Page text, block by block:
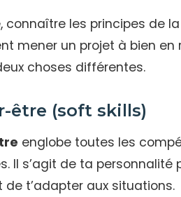
connaître les principes de
mener un projet à bien
choses différentes.
être (soft skills)
englobe toutes les
Il s’agit de ta
de t’adapter aux situations.